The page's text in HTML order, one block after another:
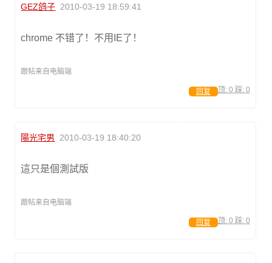
GEZ鸽子 2010-03-19 18:59:41
chrome 不错了！不用IE了！
跟帖来自电脑端
顶: 0 踩: 0
回复
陽光宅男 2010-03-19 18:40:20
這只是個測試版
跟帖来自电脑端
顶: 0 踩: 0
回复